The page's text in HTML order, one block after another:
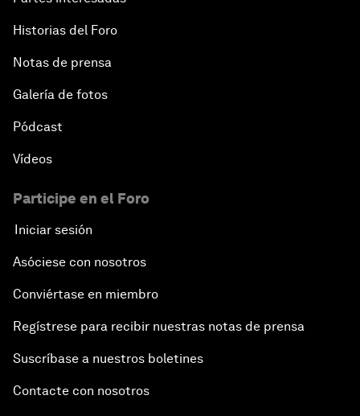
Historias del Foro
Notas de prensa
Galería de fotos
Pódcast
Vídeos
Participe en el Foro
Iniciar sesión
Asóciese con nosotros
Conviértase en miembro
Regístrese para recibir nuestras notas de prensa
Suscríbase a nuestros boletines
Contacte con nosotros